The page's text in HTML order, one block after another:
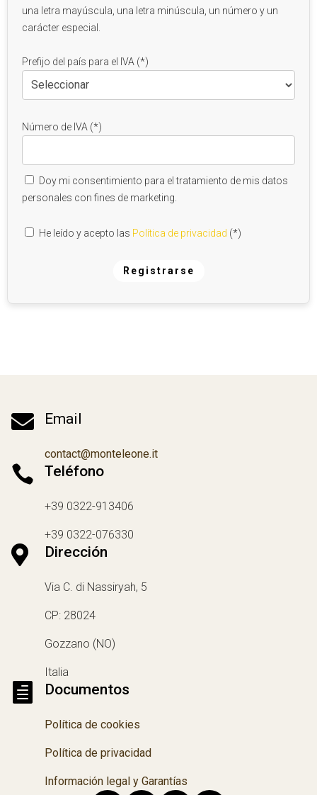
una letra mayúscula, una letra minúscula, un número y un
carácter especial.
Prefijo del país para el IVA (*)
Número de IVA (*)
Doy mi consentimiento para el tratamiento de mis datos
personales con fines de marketing.
He leído y acepto las Política de privacidad (*)
Registrarse
t
i
:
 Email
contact@monteleone.it
 Teléfono
+39 0322-913406
+39 0322-076330
 Dirección
Via C. di Nassiryah, 5
CP: 28024
Gozzano (NO)
Italia
 Documentos
Política de cookies
Política de privacidad
Información legal y Garantías